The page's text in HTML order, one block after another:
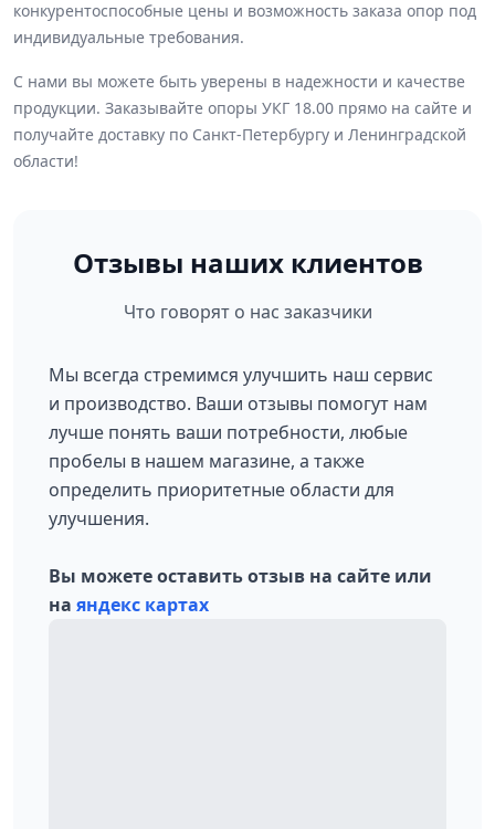
конкурентоспособные цены и возможность заказа опор под
индивидуальные требования.
С нами вы можете быть уверены в надежности и качестве
продукции. Заказывайте опоры УКГ 18.00 прямо на сайте и
получайте доставку по Санкт-Петербургу и Ленинградской
области!
Отзывы наших клиентов
Что говорят о нас заказчики
Мы всегда стремимся улучшить наш сервис
и производство. Ваши отзывы помогут нам
лучше понять ваши потребности, любые
пробелы в нашем магазине, а также
определить приоритетные области для
улучшения.
Вы можете оставить отзыв на сайте или
на яндекс картах